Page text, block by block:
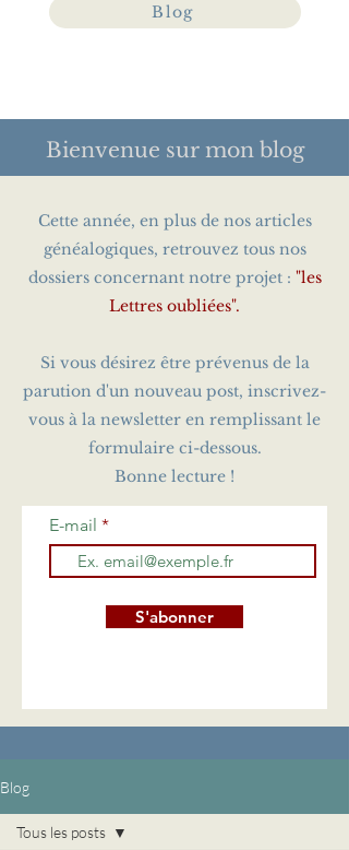
Blog
Bienvenue sur mon blog
Cette année, en plus de nos articles
généalogiques, retrouvez tous nos
dossiers concernant notre projet : "les
Lettres oubliées".
Si vous désirez être prévenus de la
parution d'un nouveau post, inscrivez-
vous à la newsletter en remplissant le
formulaire ci-dessous.
Bonne lecture !
E-mail
S'abonner
Blog
Tous les posts